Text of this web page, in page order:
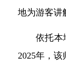
地为游客讲
依托本
2025年，该